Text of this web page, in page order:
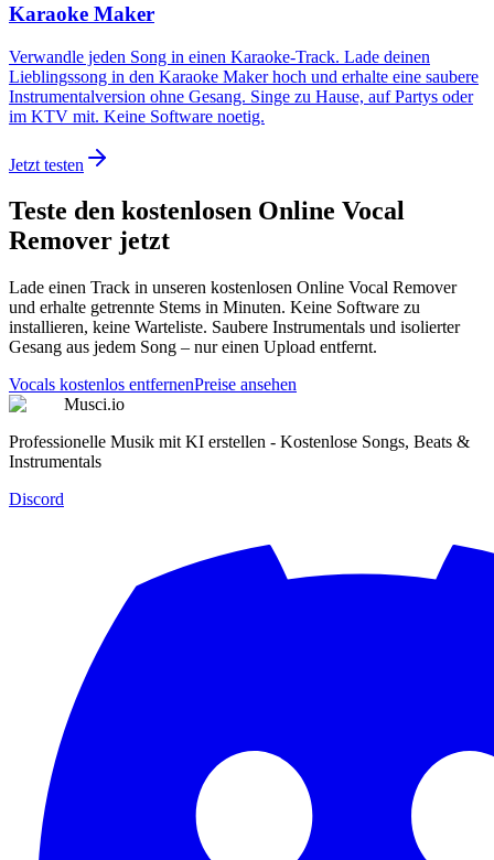
Karaoke Maker
Verwandle jeden Song in einen Karaoke-Track. Lade deinen
Lieblingssong in den Karaoke Maker hoch und erhalte eine saubere
Instrumentalversion ohne Gesang. Singe zu Hause, auf Partys oder
im KTV mit. Keine Software noetig.
Jetzt testen
Teste den kostenlosen Online Vocal
Remover jetzt
Lade einen Track in unseren kostenlosen Online Vocal Remover
und erhalte getrennte Stems in Minuten. Keine Software zu
installieren, keine Warteliste. Saubere Instrumentals und isolierter
Gesang aus jedem Song – nur einen Upload entfernt.
Vocals kostenlos entfernenPreise ansehen
Musci.io
Professionelle Musik mit KI erstellen - Kostenlose Songs, Beats &
Instrumentals
Discord